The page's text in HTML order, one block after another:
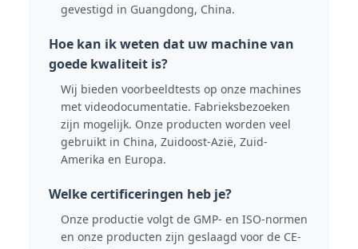
gevestigd in Guangdong, China.
Hoe kan ik weten dat uw machine van
goede kwaliteit is?
Wij bieden voorbeeldtests op onze machines
met videodocumentatie. Fabrieksbezoeken
zijn mogelijk. Onze producten worden veel
gebruikt in China, Zuidoost-Azië, Zuid-
Amerika en Europa.
Welke certificeringen heb je?
Onze productie volgt de GMP- en ISO-normen
en onze producten zijn geslaagd voor de CE-